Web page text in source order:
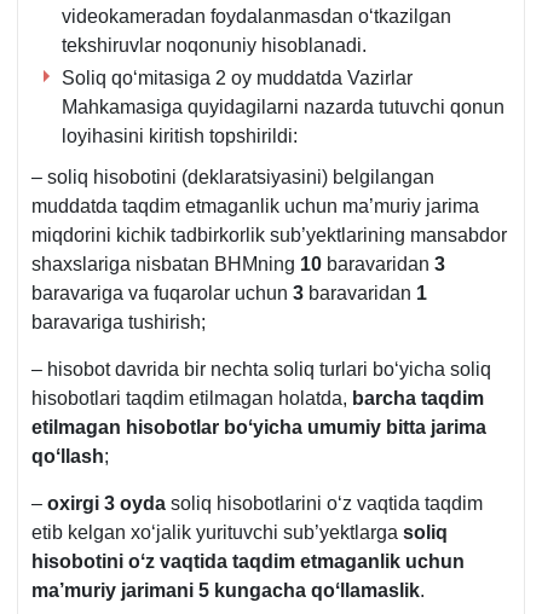
videokameradan foydalanmasdan oʻtkazilgan
tekshiruvlar noqonuniy hisoblanadi.
Soliq qoʻmitasiga 2 oy muddatda Vazirlar
Mahkamasiga quyidagilarni nazarda tutuvchi qonun
loyihasini kiritish topshirildi:
– soliq hisobotini (deklaratsiyasini) belgilangan
muddatda taqdim etmaganlik uchun ma’muriy jarima
miqdorini kichik tadbirkorlik sub’yektlarining mansabdor
shaхslariga nisbatan BHMning 10 baravaridan 3
baravariga va fuqarolar uchun 3 baravaridan 1
baravariga tushirish;
– hisobot davrida bir nechta soliq turlari boʻyicha soliq
hisobotlari taqdim etilmagan holatda, barcha taqdim
etilmagan hisobotlar boʻyicha umumiy bitta jarima
qoʻllash;
– oхirgi 3 oyda soliq hisobotlarini oʻz vaqtida taqdim
etib kelgan хoʻjalik yurituvchi sub’yektlarga soliq
hisobotini oʻz vaqtida taqdim etmaganlik uchun
ma’muriy jarimani 5 kungacha qoʻl lamaslik.